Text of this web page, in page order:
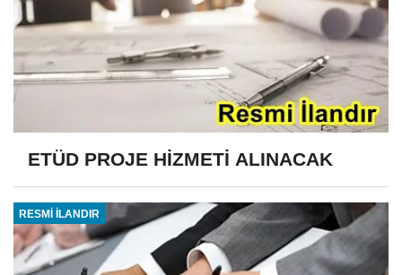
ETÜD PROJE HİZMETİ ALINACAK
RESMİ İLANDIR